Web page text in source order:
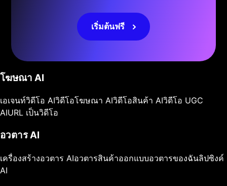
เริ่มต้นฟรี
โฆษณา AI
เอเจนท์วิดีโอ AIวิดีโอโฆษณา AIวิดีโอสินค้า AIวิดีโอ UGC
AIURL เป็นวิดีโอ
อวตาร AI
เครื่องสร้างอวตาร AIอวตารสินค้าออกแบบอวตารของฉันลิปซิงค์
AI